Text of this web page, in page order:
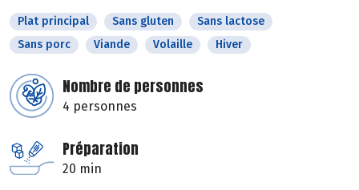
Plat principal Sans gluten
Sans lactose
Sans porc
Viande Volaille Hiver
Nombre de personnes
4 personnes
Préparation
20 min